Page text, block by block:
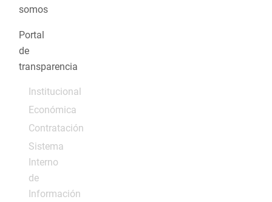
somos
Portal
de
transparencia
Institucional
Económica
Contratación
Sistema
Interno
de
Información